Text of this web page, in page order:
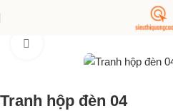
Tranh hộp đèn 04